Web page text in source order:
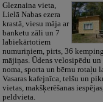
Gleznaina vieta,
Lielā Nabas ezera
krastā, viesu māja ar
banketu zāli un 7
labiekārtotiem
numuriņiem, pirts, 36
mājiņas. Ūdens velosipēdu
noma, sporta un bērnu rotaļu
Vasaras kafejnīca, telšu un
vietas, makšķerēšanas iespējas,
peldvieta.